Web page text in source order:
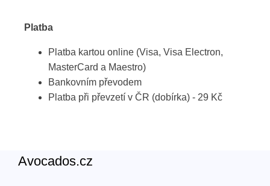
Platba
Platba kartou online (Visa, Visa Electron,
MasterCard a Maestro)
Bankovním převodem
Platba při převzetí v ČR (dobírka) - 29 Kč
Avocados.cz